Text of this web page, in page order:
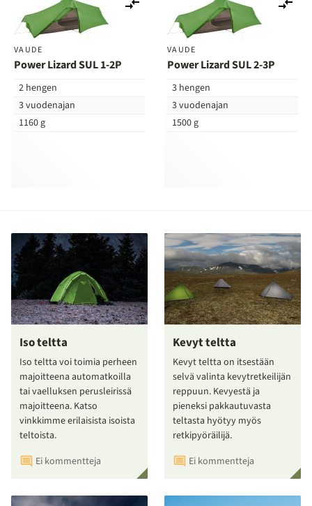
VAUDE
Power Lizard SUL 1-2P
2 hengen
3 vuodenajan
1160 g
vertailuun
VAUDE
Power Lizard SUL 2-3P
3 hengen
3 vuodenajan
1500 g
Iso teltta
Iso teltta voi toimia perheen
majoitteena automatkoilla
tai vaelluksen perusleirissä
majoitteena. Katso
vinkkimme erilaisista isoista
teltoista.
Ei kommentteja
Kevyt teltta
Kevyt teltta on itsestään
selvä valinta kevytretkeilijän
reppuun. Kevyestä ja
pieneksi pakkautuvasta
teltasta hyötyy myös
retkipyöräilijä.
Ei kommentteja